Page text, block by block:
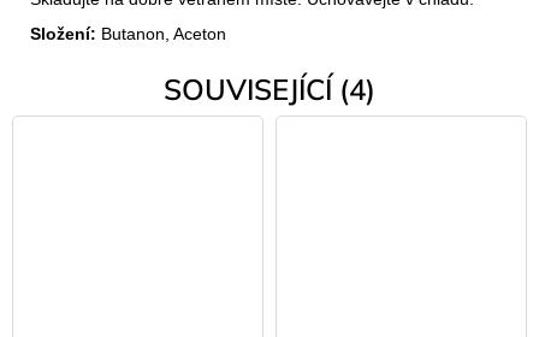
Složení: Butanon, Aceton
SOUVISEJÍCÍ (4)